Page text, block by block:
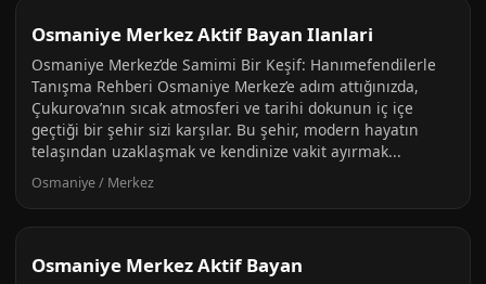
Osmaniye Merkez Aktif Bayan Ilanlari
Osmaniye Merkez’de Samimi Bir Keşif: Hanımefendilerle
Tanışma Rehberi Osmaniye Merkez’e adım attığınızda,
Çukurova’nın sıcak atmosferi ve tarihi dokunun iç içe
geçtiği bir şehir sizi karşılar. Bu şehir, modern hayatın
telaşından uzaklaşmak ve kendinize vakit ayırmak...
Osmaniye / Merkez
Osmaniye Merkez Aktif Bayan